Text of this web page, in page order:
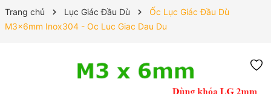
Trang chủ Lục Giác Đầu Dù
Ốc Lục Giác Đầu Dù
M3x6mm Inox304 - Oc Luc Giac Dau Du